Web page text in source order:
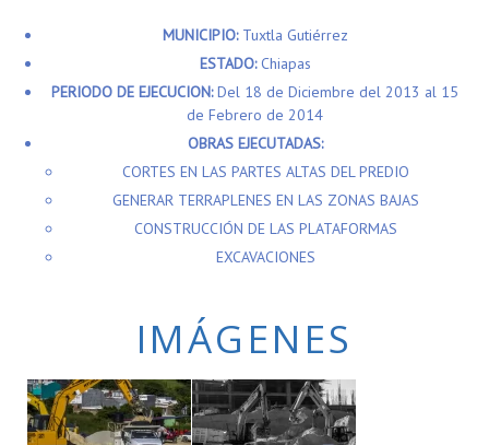
MUNICIPIO:Tuxtla Gutiérrez
ESTADO:Chiapas
PERIODO DE EJECUCION:Del 18 de Diciembre del 2013 al 15
de Febrero de 2014
OBRAS EJECUTADAS:
CORTES EN LAS PARTES ALTAS DEL PREDIO
GENERAR TERRAPLENES EN LAS ZONAS BAJAS
CONSTRUCCIÓN DE LAS PLATAFORMAS
EXCAVACIONES
IMÁGENES